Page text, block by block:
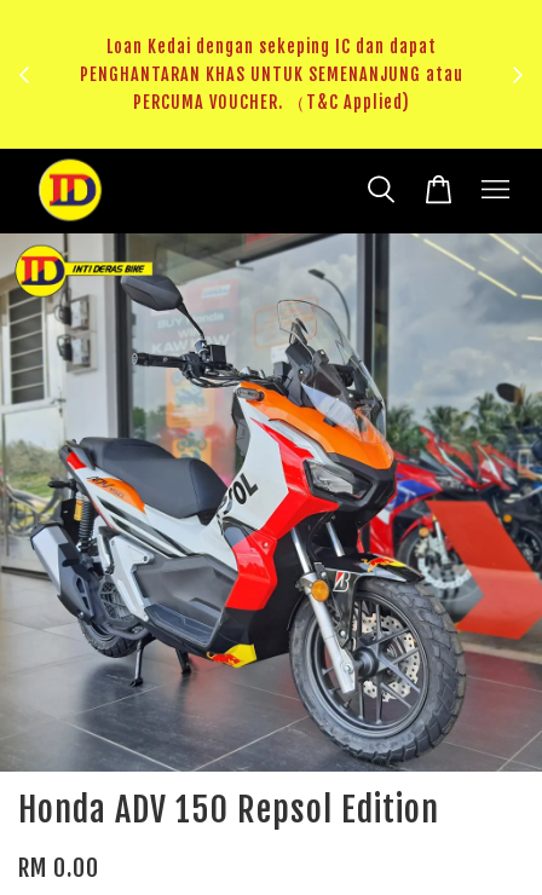
RM20 Voucher Khas untuk sparepart atau accessories
Honda ADV 150 Repsol Edition
RM 0.00